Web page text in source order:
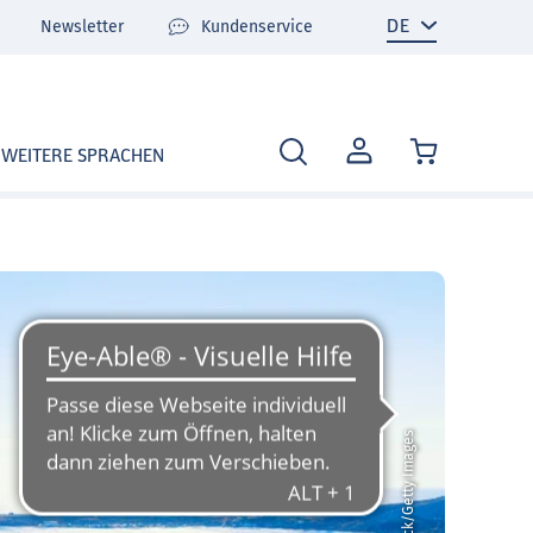
MEIN
KONTO
WEITERE SPRACHEN
Newsletter Kundenservice